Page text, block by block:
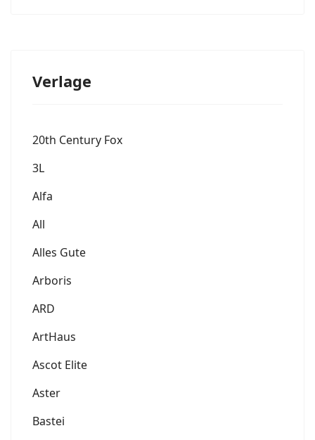
Verlage
20th Century Fox
3L
Alfa
All
Alles Gute
Arboris
ARD
ArtHaus
Ascot Elite
Aster
Bastei